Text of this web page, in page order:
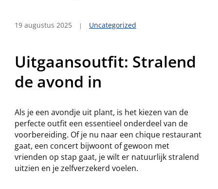
19 augustus 2025 Uncategorized
Uitgaansoutfit: Stralend
de avond in
Als je een avondje uit plant, is het kiezen van de
perfecte outfit een essentieel onderdeel van de
voorbereiding. Of je nu naar een chique restaurant
gaat, een concert bijwoont of gewoon met
vrienden op stap gaat, je wilt er natuurlijk stralend
uitzien en je zelfverzekerd voelen.